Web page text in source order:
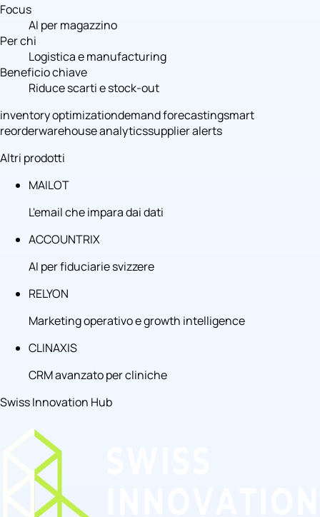
Focus
AI per magazzino
Per chi
Logistica e manufacturing
Beneficio chiave
Riduce scarti e stock-out
inventory optimizationdemand forecastingsmart
reorderwarehouse analyticssupplier alerts
Altri prodotti
MAILOT
L'email che impara dai dati
ACCOUNTRIX
AI per fiduciarie svizzere
RELYON
Marketing operativo e growth intelligence
CLINAXIS
CRM avanzato per cliniche
Swiss Innovation Hub